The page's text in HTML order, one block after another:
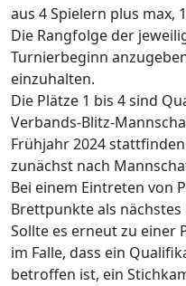
aus 4 Spielern plus max,
Die Rangfolge der
Turnierbeginn
einzuhalten.
Die Plätze 1 bis 4 sind
Verbands-Blitz-
Frühjahr 2024
zunächst nach
Bei einem Eintreten von
Brettpunkte als
Sollte es erneut zu einer
im Falle, dass ein
betroffen ist, ein